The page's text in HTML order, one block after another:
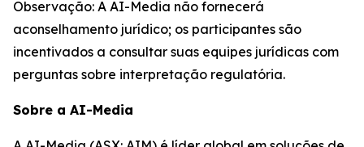
Observação: A AI-Media não fornecerá
aconselhamento jurídico; os participantes são
incentivados a consultar suas equipes jurídicas com
perguntas sobre interpretação regulatória.
Sobre a AI-Media